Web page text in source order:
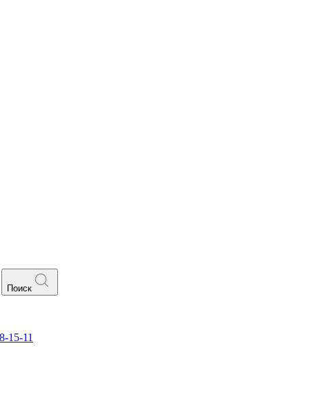
Поиск
15-11